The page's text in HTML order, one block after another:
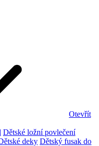
Otevřít
Dětské ložní povlečení
deky Dětský fusak do